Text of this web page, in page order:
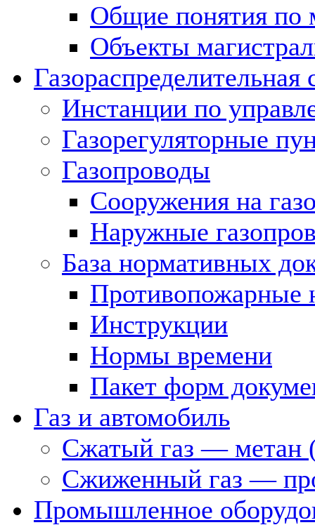
Общие понятия по
Объекты
Газораспределительная
Инстанции по
Газорегуляторные
Газопроводы
Сооружения на
Наружные
База нормативных
Противопожарные
Инструкции
Нормы времени
Пакет форм
Газ и автомобиль
Сжатый газ — метан
Сжиженный газ —
Промышленное